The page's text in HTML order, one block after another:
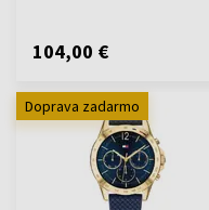
104,00 €
Doprava zadarmo